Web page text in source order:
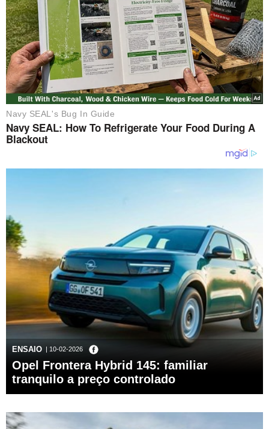
ENSAIO | 10-02-2026
Opel Frontera Hybrid 145: familiar
tranquilo a preço controlado